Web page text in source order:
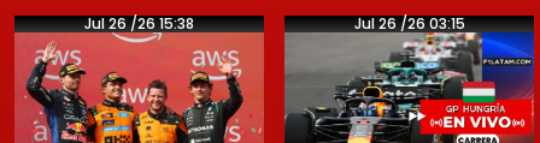
Jul 26 /26 15:38 Jul 26 /26 03:15